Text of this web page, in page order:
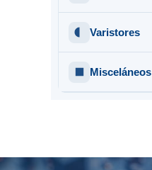
Varistores
Misceláneos